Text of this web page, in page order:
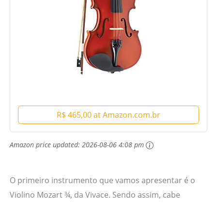
R$ 465,00 at Amazon.com.br
Amazon price updated: 2026-08-06 4:08 pm
O primeiro instrumento que vamos apresentar é o
Violino Mozart ¾, da Vivace. Sendo assim, cabe